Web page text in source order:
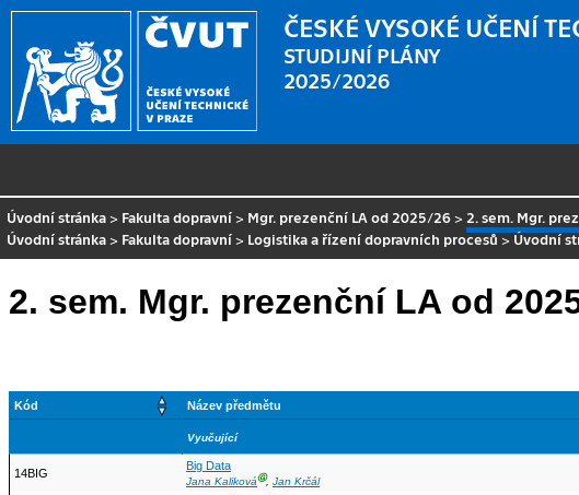
ČESKÉ VYSOKÉ UČENÍ
STUDIJNÍ PLÁNY
2025/2026
Úvodní stránka > Fakulta dopravní > Mgr. prezenční LA od 2025/26 > 2. sem. Mgr.
Úvodní stránka > Fakulta dopravní > Logistika a řízení dopravních procesů>Úvodní
2. sem. Mgr. prezenční LA od
Kód Název předmětu
Vyučující
14BIG
Big Data
Jana KalikováⒼ, Jan Krčál